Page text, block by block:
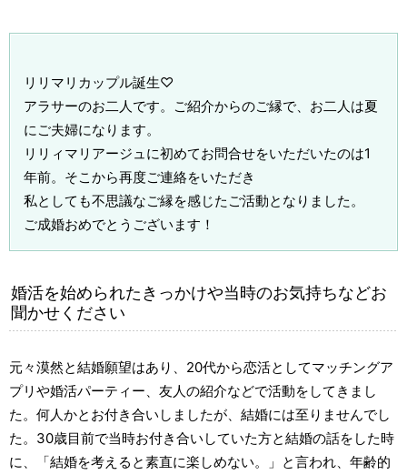
リリマリカップル誕生♡
アラサーのお二人です。ご紹介からのご縁で、お二人は夏
にご夫婦になります。
リリィマリアージュに初めてお問合せをいただいたのは1
年前。そこから再度ご連絡をいただき
私としても不思議なご縁を感じたご活動となりました。
ご成婚おめでとうございます！
婚活を始められたきっかけや当時のお気持ちなどお
聞かせください
元々漠然と結婚願望はあり、20代から恋活としてマッチングア
プリや婚活パーティー、友人の紹介などで活動をしてきまし
た。何人かとお付き合いしましたが、結婚には至りませんでし
た。30歳目前で当時お付き合いしていた方と結婚の話をした時
に、「結婚を考えると素直に楽しめない。」と言われ、年齢的